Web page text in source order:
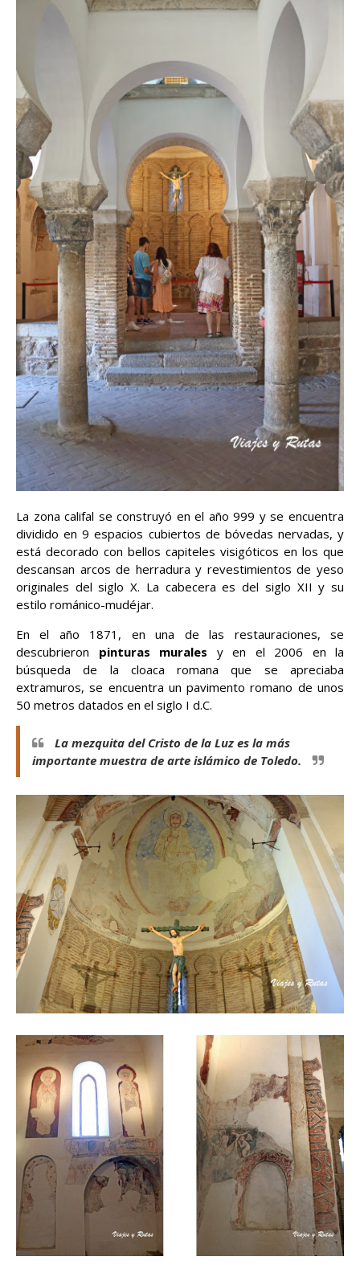
La zona califal se construyó en el año 999 y se encuentra
dividido en 9 espacios cubiertos de bóvedas nervadas, y
está decorado con bellos capiteles visigóticos en los que
descansan arcos de herradura y revestimientos de yeso
originales del siglo X. La cabecera es del siglo XII y su
estilo románico-mudéjar.
En el año 1871, en una de las restauraciones, se
descubrieron pinturas murales y en el 2006 en la
búsqueda de la cloaca romana que se apreciaba
extramuros, se encuentra un pavimento romano de unos
50 metros datados en el siglo I d.C.
La mezquita del Cristo de la Luz es la más
importante muestra de arte islámico de Toledo.